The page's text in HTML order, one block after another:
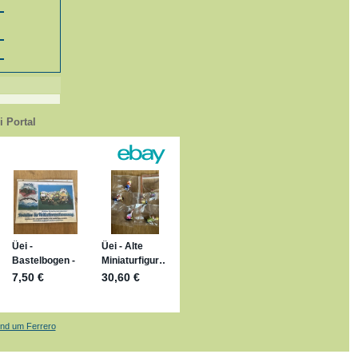
Portal
um Ferrero